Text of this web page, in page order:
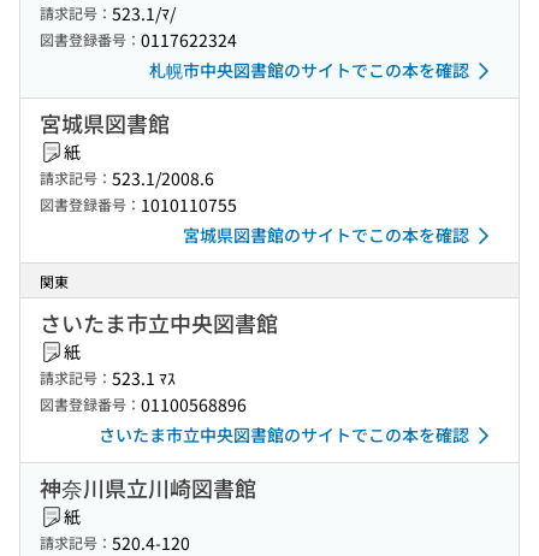
請求記号： 523.1/ﾏ/
図書登録番号： 0117622324
札幌市中央図書館のサイトでこの本を確認
宮城県図書館
紙
請求記号： 523.1/2008.6
図書登録番号： 1010110755
宮城県図書館のサイトでこの本を確認
関東
さいたま市立中央図書館
紙
請求記号： 523.1 ﾏｽ
図書登録番号： 01100568896
さいたま市立中央図書館のサイトでこの本を確認
神奈川県立川崎図書館
紙
請求記号： 520.4-120